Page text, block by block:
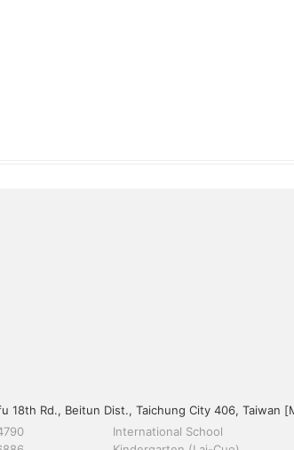
18th Rd., Beitun Dist., Taichung City 406, Taiwan [
International School